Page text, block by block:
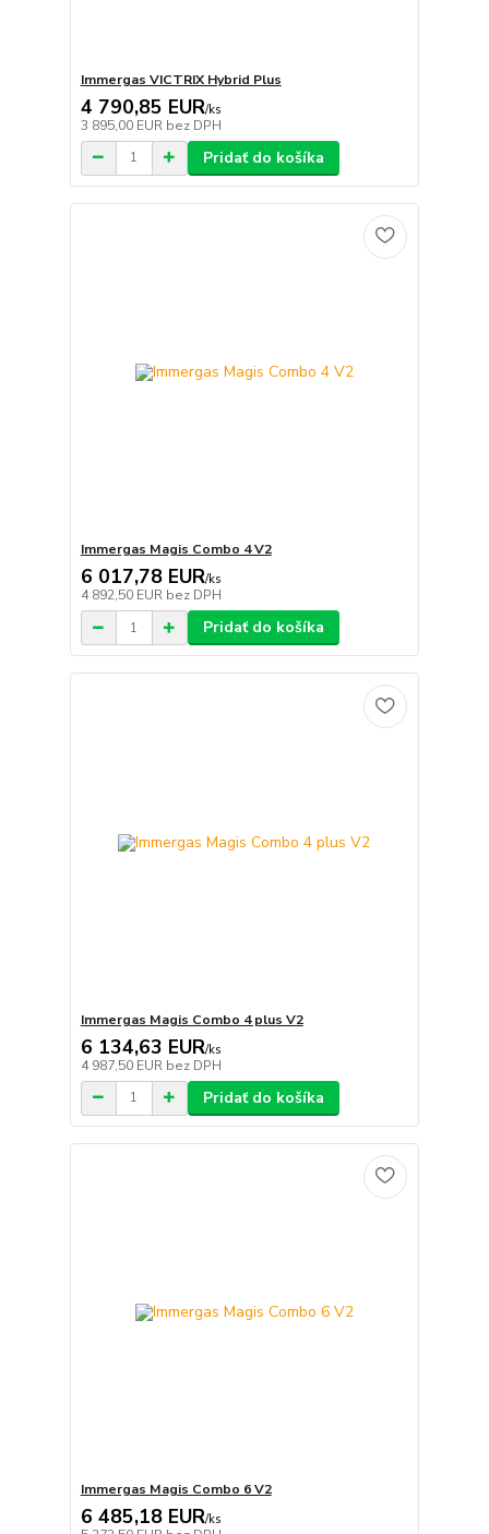
Immergas VICTRIX Hybrid Plus
4 790,85 EUR/ks
3 895,00 EUR bez DPH
Pridať do košíka
Immergas Magis Combo 4 V2
6 017,78 EUR/ks
4 892,50 EUR bez DPH
Pridať do košíka
Immergas Magis Combo 4 plus V2
6 134,63 EUR/ks
4 987,50 EUR bez DPH
Pridať do košíka
Immergas Magis Combo 6 V2
6 485,18 EUR/ks